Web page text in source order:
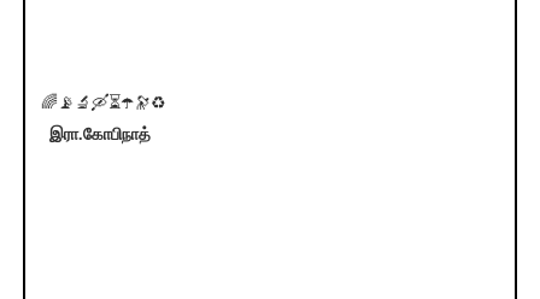
🌈📡🔬🛶⏳☂️🔭♻️
இரா.கோபிநாத்*